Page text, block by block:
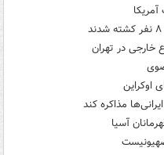
خارجی در تهران
اوکراین
مذاکره کند
آسیا